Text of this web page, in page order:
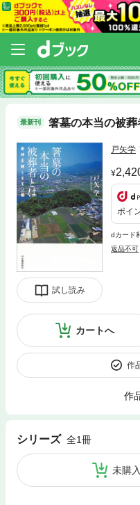
最新刊 箸墓の本当の被
試し読み
戸矢学
ポイ
dカード
返品不可
カートへ
作
作
シリーズ 全1冊
未購